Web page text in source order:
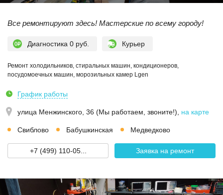
Все ремонтируют здесь! Мастерские по всему городу!
Диагностика 0 руб. Курьер
Ремонт холодильников, стиральных машин, кондиционеров,
посудомоечных машин, морозильных камер Lgen
График работы
улица Менжинского, 36 (Мы работаем, звоните!) на карте
Свиблово Бабушкинская Медведково
+7 (499) 110-05... Заявка на ремонт